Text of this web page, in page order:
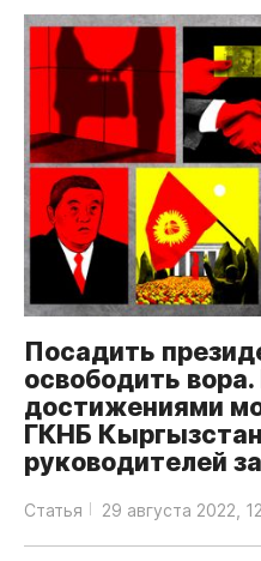
Посадить
освободить
достижениями
ГКНБ
руководителей
Статья 29 августа 2022,